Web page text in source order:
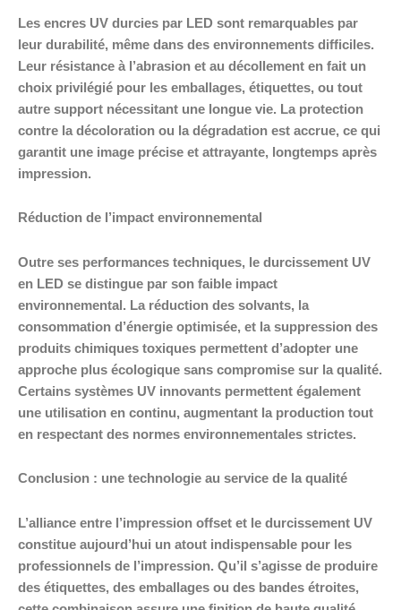
Les encres UV durcies par LED sont remarquables par
leur durabilité, même dans des environnements difficiles.
Leur résistance à l’abrasion et au décollement en fait un
choix privilégié pour les emballages, étiquettes, ou tout
autre support nécessitant une longue vie. La protection
contre la décoloration ou la dégradation est accrue, ce qui
garantit une image précise et attrayante, longtemps après
impression.
Réduction de l’impact environnemental
Outre ses performances techniques, le durcissement UV
en LED se distingue par son faible impact
environnemental. La réduction des solvants, la
consommation d’énergie optimisée, et la suppression des
produits chimiques toxiques permettent d’adopter une
approche plus écologique sans compromise sur la qualité.
Certains systèmes UV innovants permettent également
une utilisation en continu, augmentant la production tout
en respectant des normes environnementales strictes.
Conclusion : une technologie au service de la qualité
L’alliance entre l’impression offset et le durcissement UV
constitue aujourd’hui un atout indispensable pour les
professionnels de l’impression. Qu’il s’agisse de produire
des étiquettes, des emballages ou des bandes étroites,